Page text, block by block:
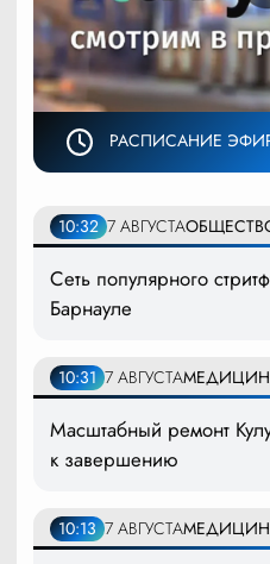
РАСПИСАНИЕ
10:32 7 АВГУСТА
Сеть популярного
Барнауле
10:31 7 АВГУСТА
Масштабный ремонт
к завершению
10:13 7 АВГУСТА